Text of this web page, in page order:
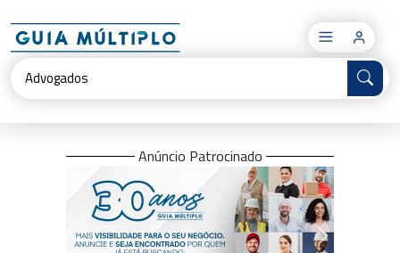
×
Anúncio Patrocinado